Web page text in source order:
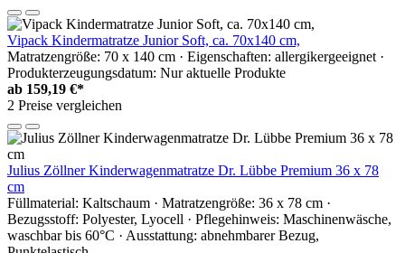
Vipack Kindermatratze Junior Soft, ca. 70x140 cm,
Matratzengröße: 70 x 140 cm · Eigenschaften: allergikergeeignet ·
Produkterzeugungsdatum: Nur aktuelle Produkte
ab 159,19 €*
2 Preise vergleichen
Julius Zöllner Kinderwagenmatratze Dr. Lübbe Premium 36 x 78
cm
Füllmaterial: Kaltschaum · Matratzengröße: 36 x 78 cm ·
Bezugsstoff: Polyester, Lyocell · Pflegehinweis: Maschinenwäsche,
waschbar bis 60°C · Ausstattung: abnehmbarer Bezug,